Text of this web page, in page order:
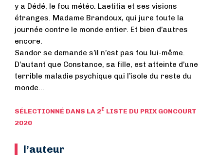
y a Dédé, le fou météo. Laetitia et ses visions
étranges. Madame Brandoux, qui jure toute la
journée contre le monde entier. Et bien d’autres
encore.
Sandor se demande s’il n’est pas fou lui-même.
D’autant que Constance, sa fille, est atteinte d’une
terrible maladie psychique qui l’isole du reste du
monde…
SÉLECTIONNÉ DANS LA 2E LISTE DU PRIX GONCOURT
2020
l’auteur